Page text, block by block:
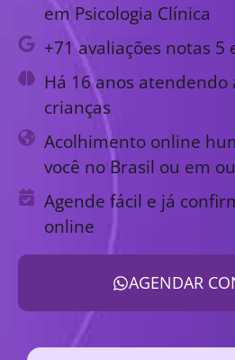
em Psicologia Clínica
+71 avaliações notas 5
Há 16 anos atendendo
crianças
Acolhimento online
você no Brasil ou em
Agende fácil e já
online
AGENDAR